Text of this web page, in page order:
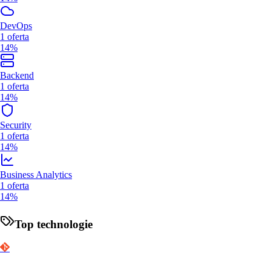
DevOps
1 oferta
14%
Backend
1 oferta
14%
Security
1 oferta
14%
Business Analytics
1 oferta
14%
Top technologie